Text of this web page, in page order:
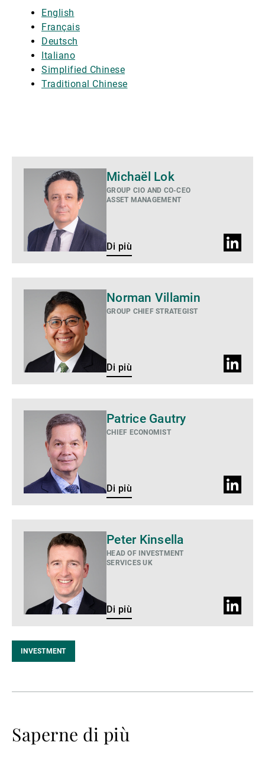
English
Français
Deutsch
Italiano
Simplified Chinese
Traditional Chinese
Michaël Lok
GROUP CIO AND CO-CEO
ASSET MANAGEMENT
Di più
Profilo
Norman Villamin
GROUP CHIEF STRATEGIST
Di più
Profilo
Patrice Gautry
CHIEF ECONOMIST
Di più
Profilo
Peter Kinsella
HEAD OF INVESTMENT
SERVICES UK
Di più
Profilo
INVESTMENT
Saperne di più